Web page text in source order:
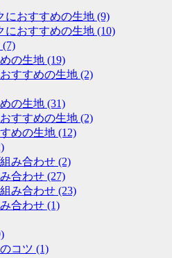
におすすめの生地 (9)
におすすめの生地 (10)
(7)
の生地 (19)
すすめの生地 (2)
の生地 (31)
すすめの生地 (2)
めの生地 (12)
み合わせ (2)
合わせ (27)
み合わせ (23)
合わせ (1)
コツ (1)